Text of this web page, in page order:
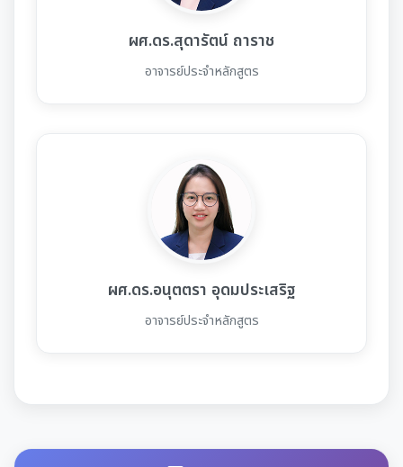
ผศ.ดร.สุดารัตน์ ถาราช
อาจารย์ประจำหลักสูตร
ผศ.ดร.อนุตตรา อุดมประเสริฐ
อาจารย์ประจำหลักสูตร